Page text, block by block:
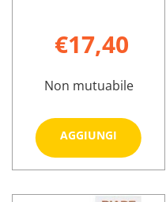
€17,40
Non mutuabile
AGGIUNGI
DS
su CERAMOL